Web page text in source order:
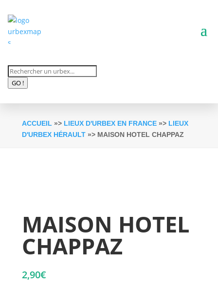
Recherche
deGO !
ACCUEIL »> LIEUX D'URBEX EN FRANCE»> LIEUX
D'URBEX HÉRAULT»> MAISON HOTEL CHAPPAZ
MAISON HOTEL
CHAPPAZ
2,90€